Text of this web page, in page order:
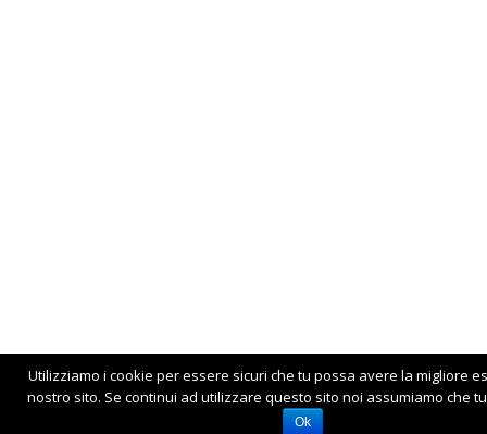
Utilizziamo i cookie per essere sicuri che tu possa avere la migliore
nostro sito. Se continui ad utilizzare questo sito noi assumiamo che
Ok